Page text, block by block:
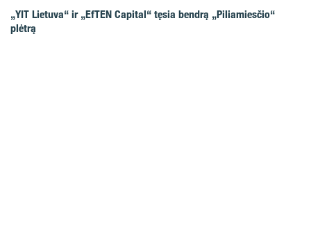
„YIT Lietuva“ ir „EfTEN Capital“ tęsia bendrą „Piliamiesčio“
plėtrą